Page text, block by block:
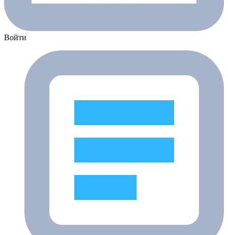
Войти